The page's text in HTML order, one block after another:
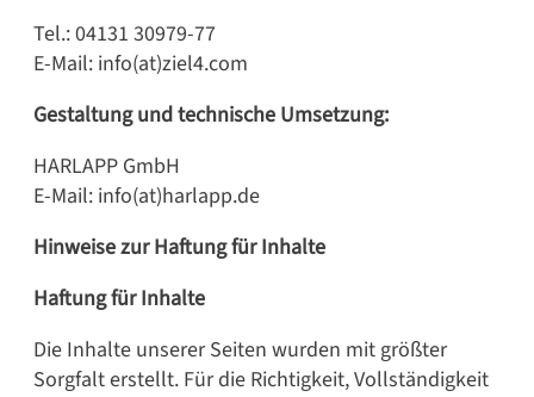
Tel.: 04131 30979-77
E-Mail: info(at)ziel4.com
Gestaltung und technische Umsetzung:
HARLAPP GmbH
E-Mail: info(at)harlapp.de
Hinweise zur Haftung für Inhalte
Haftung für Inhalte
Die Inhalte unserer Seiten wurden mit größter
Sorgfalt erstellt. Für die Richtigkeit, Vollständigkeit